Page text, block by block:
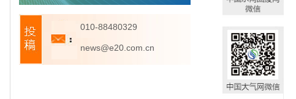
010-88480329
news@e20.com.cn